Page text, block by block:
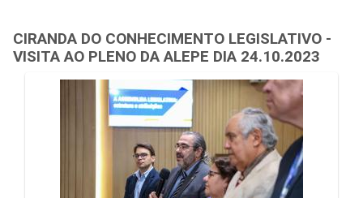
CIRANDA DO CONHECIMENTO LEGISLATIVO -
VISITA AO PLENO DA ALEPE DIA 24.10.2023
Galeria de Mídias